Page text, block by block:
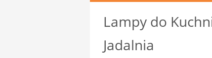
Lampy do
Jadalnia